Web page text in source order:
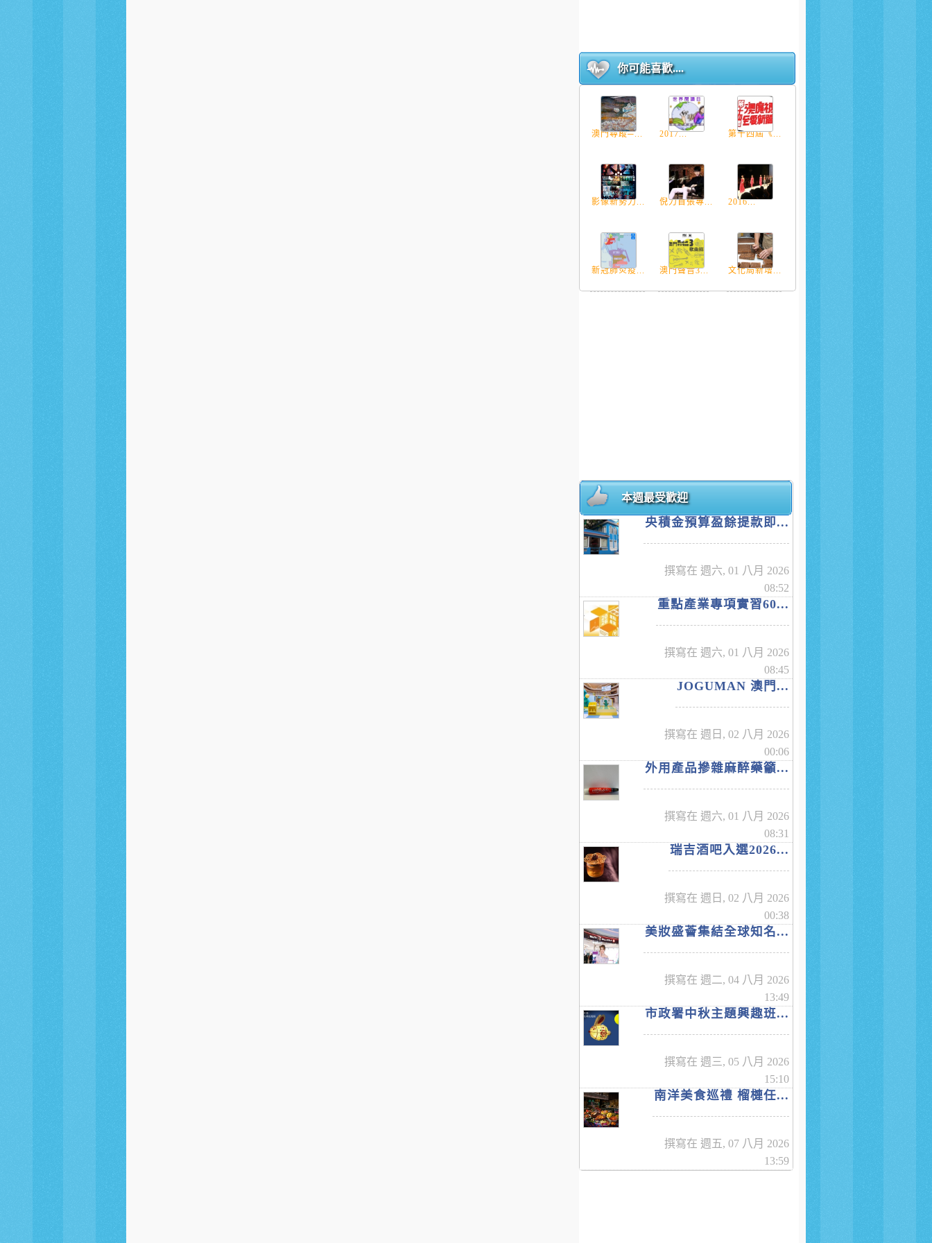
你可能喜歡....
澳門尋蹤─... 2017... 第十四屆《...
影像新勢力... 倪力首張專... 2016...
新冠肺炎疫... 澳門聲音3... 文化局新增...
本週最受歡迎
央積金預算盈餘提款即...
撰寫在 週六, 01 八月 2026
08:52
重點產業專項實習60...
撰寫在 週六, 01 八月 2026
08:45
JOGUMAN 澳門...
撰寫在 週日, 02 八月 2026
00:06
外用產品摻雜麻醉藥籲...
撰寫在 週六, 01 八月 2026
08:31
瑞吉酒吧入選2026...
撰寫在 週日, 02 八月 2026
00:38
美妝盛薈集結全球知名...
撰寫在 週二, 04 八月 2026
13:49
市政署中秋主題興趣班...
撰寫在 週三, 05 八月 2026
15:10
南洋美食巡禮 榴槤任...
撰寫在 週五, 07 八月 2026
13:59